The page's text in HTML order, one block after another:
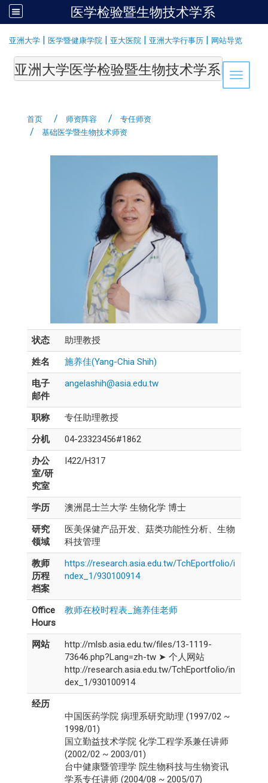
医学检验暨生物技术学系
亚洲大学 | 医学暨健康学院 | 亚大医院 | 亚洲大学行事历 | 网站导览
Toggle
亚洲大学医学检验暨生物技术学系
首页 师资阵容
专任师资
基础医学暨生物技术师资
状态
助理教授
姓名
施养佳(Yang-Chia Shih)
电子
邮件
angelashih@asia.edu.tw
职称
专任助理教授
分机
04-23323456#1862
办公
室/研
究室
I422/H317
学历
澳洲昆士兰大学 生物化学 博士
研究
领域
医美保健产品开发、菇类功能性分析、生物
科技管理
教师
历程
档案
https://research.asia.edu.tw/TchEportfolio/i
ndex_1/930100914
Office
Hours
教师在校时程表_施养佳老师
网站
http://mlsb.asia.edu.tw/files/13-1119-
73646.php?Lang=zh-tw ➤ 个人网站
http://research.asia.edu.tw/TchEportfolio/in
dex_1/930100914
经历
中国医药学院 病理系研究助理 (1997/02 ~
1998/01)
国立勤益技术学院 化学工程学系兼任讲师
(2002/02 ~ 2003/01)
台中健康暨管理学 院生物科技与生物资讯
学系专任讲师 (2004/08 ~ 2005/07)